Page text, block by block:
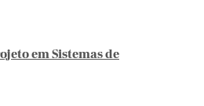
em Sistemas de